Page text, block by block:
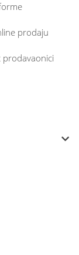
prodaju
prodavaonici